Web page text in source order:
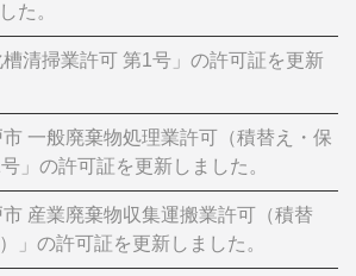
た。
槽清掃業許可 第1号」の許可証を更新
市 一般廃棄物処理業許可（積替え・保
」の許可証を更新しました。
市 産業廃棄物収集運搬業許可（積替
」の許可証を更新しました。